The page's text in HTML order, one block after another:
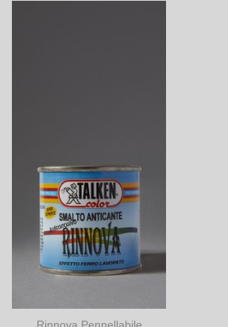
Rinnova Pennellabile